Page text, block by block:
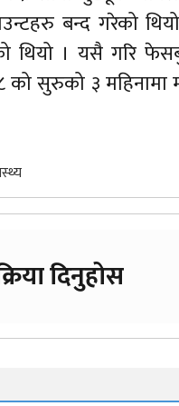
बन्द गरेको
थियो । यसै गरि
सुरुको ३
दिनुहोस